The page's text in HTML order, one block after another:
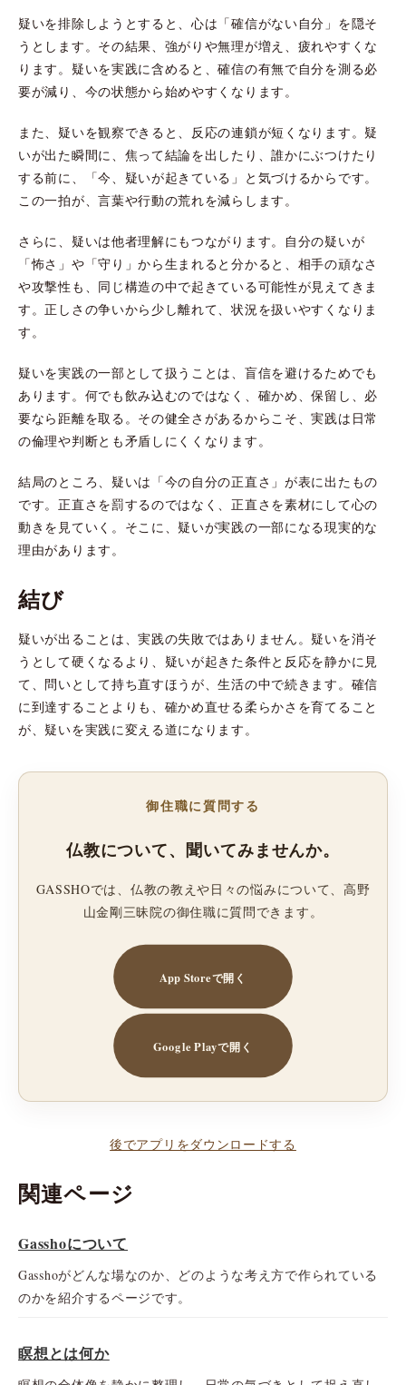
疑いを排除しようとすると、心は「確信がない自分」を隠そ
うとします。その結果、強がりや無理が増え、疲れやすくな
ります。疑いを実践に含めると、確信の有無で自分を測る必
要が減り、今の状態から始めやすくなります。
また、疑いを観察できると、反応の連鎖が短くなります。疑
いが出た瞬間に、焦って結論を出したり、誰かにぶつけたり
する前に、「今、疑いが起きている」と気づけるからです。
この一拍が、言葉や行動の荒れを減らします。
さらに、疑いは他者理解にもつながります。自分の疑いが
「怖さ」や「守り」から生まれると分かると、相手の頑なさ
や攻撃性も、同じ構造の中で起きている可能性が見えてきま
す。正しさの争いから少し離れて、状況を扱いやすくなりま
す。
疑いを実践の一部として扱うことは、盲信を避けるためでも
あります。何でも飲み込むのではなく、確かめ、保留し、必
要なら距離を取る。その健全さがあるからこそ、実践は日常
の倫理や判断とも矛盾しにくくなります。
結局のところ、疑いは「今の自分の正直さ」が表に出たもの
です。正直さを罰するのではなく、正直さを素材にして心の
動きを見ていく。そこに、疑いが実践の一部になる現実的な
理由があります。
結び
疑いが出ることは、実践の失敗ではありません。疑いを消そ
うとして硬くなるより、疑いが起きた条件と反応を静かに見
て、問いとして持ち直すほうが、生活の中で続きます。確信
に到達することよりも、確かめ直せる柔らかさを育てること
が、疑いを実践に変える道になります。
御住職に質問する
仏教について、聞いてみませんか。
GASSHOでは、仏教の教えや日々の悩みについて、高野
山金剛三昧院の御住職に質問できます。
App Storeで開く
Google Playで開く
後でアプリをダウンロードする
関連ページ
Gasshoについて
Gasshoがどんな場なのか、どのような考え方で作られている
のかを紹介するページです。
瞑想とは何か